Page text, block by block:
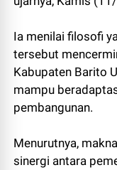
Ia menilai filosofi
tersebut
Kabupaten Barito
mampu
pembangunan.
Menurutnya,
sinergi antara